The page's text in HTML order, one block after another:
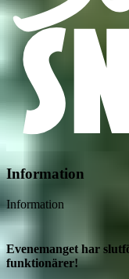
Information
Information
Evenemanget har
funktionärer!